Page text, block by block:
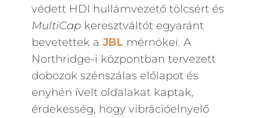
védett HDI hullámvezető tölcsért és
MultiCapkeresztváltót egyaránt
bevetettek a JBL mérnökei. A
Northridge-i központban tervezett
dobozok szénszálas előlapot és
enyhén ívelt oldalakat kaptak,
érdekesség, hogy vibrációelnyelő